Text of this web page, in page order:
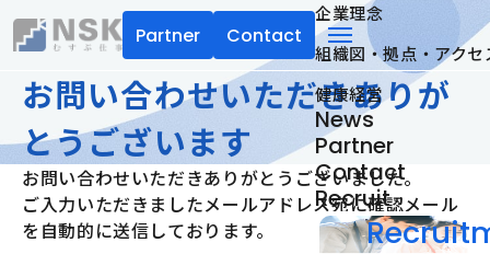
NSK株式会社
Partner Contact
menu
企業理念
組織図・拠点・アクセ
健康経営
News
Partner
Contact
Recruit
お問い合わせいただきありが
とうございます
お問い合わせいただきありがとうございました。
ご入力いただきましたメールアドレス宛に確認メール
を自動的に送信しております。